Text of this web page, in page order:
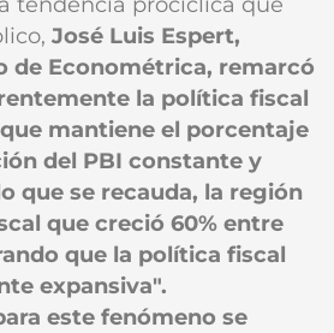
José Luis Espert,
de Econométrica, remarcó
la política fiscal
mantiene el porcentaje
del PBI constante y
que se recauda, la región
que creció 60% entre
que la política fiscal
expansiva".
este fenómeno se